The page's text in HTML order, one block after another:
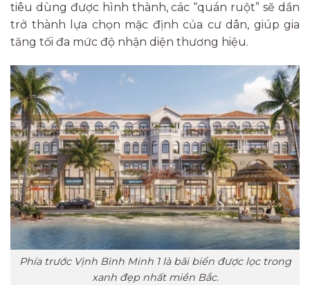
tiêu dùng được hình thành, các “quán ruột” sẽ dần
trở thành lựa chọn mặc định của cư dân, giúp gia
tăng tối đa mức độ nhận diện thương hiệu.
Phía trước Vịnh Bình Minh 1 là bãi biển được lọc trong
xanh đẹp nhất miền Bắc.